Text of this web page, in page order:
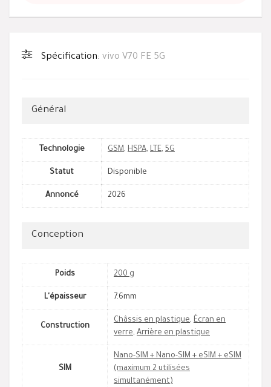
Spécification: vivo V70 FE 5G
Général
Technologie GSM, HSPA, LTE, 5G
Statut Disponible
Annoncé 2026
Conception
Poids 200 g
L'épaisseur 7.6mm
Construction
Châssis en plastique, Écran en
verre, Arrière en plastique
SIM
Nano-SIM + Nano-SIM + eSIM + eSIM
(maximum 2 utilisées
simultanément)